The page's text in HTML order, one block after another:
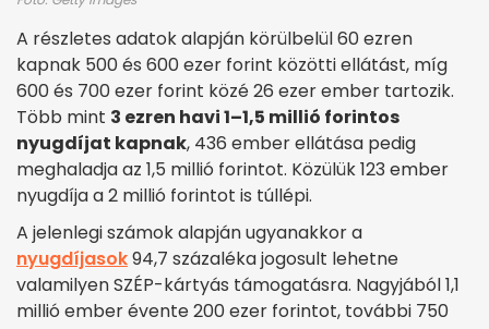
A részletes adatok alapján körülbelül 60 ezren
kapnak 500 és 600 ezer forint közötti ellátást, míg
600 és 700 ezer forint közé 26 ezer ember tartozik.
Több mint 3 ezren havi 1–1,5 millió forintos
nyugdíjat kapnak, 436 ember ellátása pedig
meghaladja az 1,5 millió forintot. Közülük 123 ember
nyugdíja a 2 millió forintot is túllépi.
A jelenlegi számok alapján ugyanakkor a
nyugdíjasok94,7 százaléka jogosult lehetne
valamilyen SZÉP-kártyás támogatásra. Nagyjából 1,1
millió ember évente 200 ezer forintot, további 750